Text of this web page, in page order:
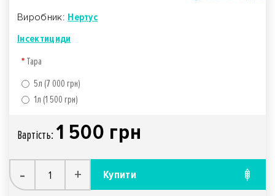
Виробник: Нертус
Інсектициди
Тара
5л (7 000 грн)
1л (1 500 грн)
Вартiсть: 1 500 грн
- + Купити